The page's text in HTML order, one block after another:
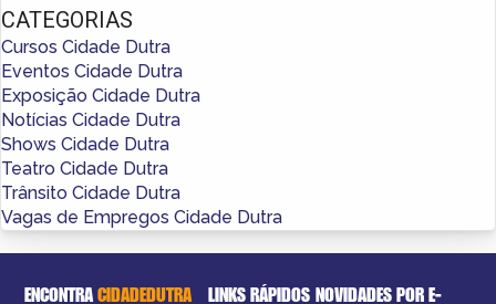
CATEGORIAS
Cursos Cidade Dutra
Eventos Cidade Dutra
Exposição Cidade Dutra
Notícias Cidade Dutra
Shows Cidade Dutra
Teatro Cidade Dutra
Trânsito Cidade Dutra
Vagas de Empregos Cidade Dutra
ENCONTRACIDADEDUTRA LINKS RÁPIDOS NOVIDADES POR E-